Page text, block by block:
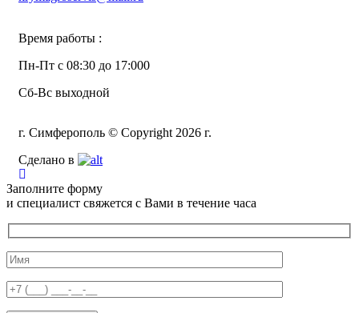
Время работы :
Пн-Пт с 08:30 до 17:000
Сб-Вс выходной
г. Симферополь © Copyright 2026 г.
Сделано в
Заполните форму
и специалист свяжется с Вами в течение часа